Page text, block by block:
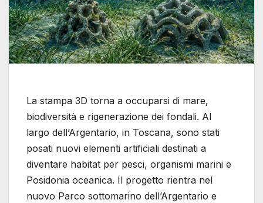
La stampa 3D torna a occuparsi di mare,
biodiversità e rigenerazione dei fondali. Al
largo dell’Argentario, in Toscana, sono stati
posati nuovi elementi artificiali destinati a
diventare habitat per pesci, organismi marini e
Posidonia oceanica. Il progetto rientra nel
nuovo Parco sottomarino dell’Argentario e